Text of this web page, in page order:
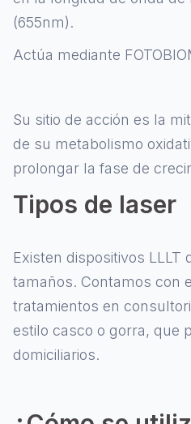
(655nm).
Actúa mediante
Su sitio de acción es la
de su metabolismo
prolongar la fase de
Tipos de laser
Existen dispositivos LLLT
tamaños. Contamos con
tratamientos en
estilo casco o gorra, que
domiciliarios.